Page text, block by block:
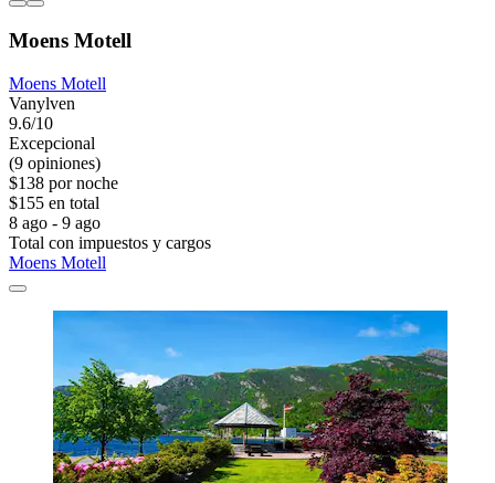
Moens Motell
Moens Motell
Vanylven
9.6/10
Excepcional
(9 opiniones)
$138 por noche
$155 en total
8 ago - 9 ago
Total con impuestos y cargos
Moens Motell